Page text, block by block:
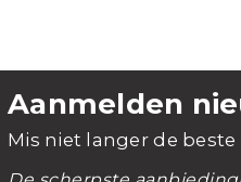
Aanmelden
Mis niet langer de